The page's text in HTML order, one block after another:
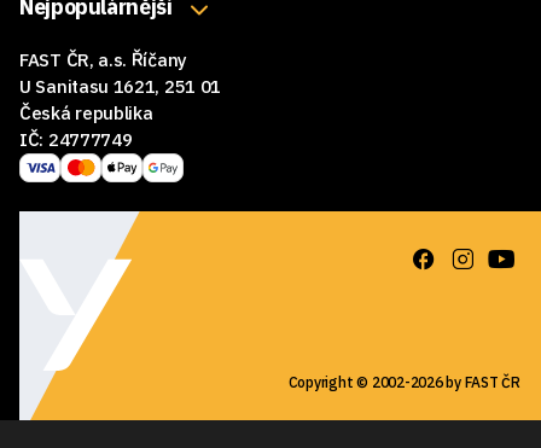
Obchodní podmínky
Reklamace a vrácení zboží
GDPR
Nejpopulárnější
Sluchátka
Reproduktory
FAST ČR, a.s. Říčany
U Sanitasu 1621, 251 01
Česká republika
IČ: 24777749
Copyright © 2002-2026 by FAST ČR